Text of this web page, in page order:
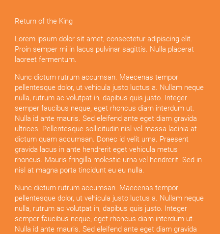
Return of the King
Lorem ipsum dolor sit amet, consectetur adipiscing elit.
Proin semper mi in lacus pulvinar sagittis. Nulla placerat
laoreet fermentum.
Nunc dictum rutrum accumsan. Maecenas tempor
pellentesque dolor, ut vehicula justo luctus a. Nullam neque
nulla, rutrum ac volutpat in, dapibus quis justo. Integer
semper faucibus neque, eget rhoncus diam interdum ut.
Nulla id ante mauris. Sed eleifend ante eget diam gravida
ultrices. Pellentesque sollicitudin nisl vel massa lacinia at
dictum quam accumsan. Donec id velit urna. Praesent
gravida lacus in ante hendrerit eget vehicula metus
rhoncus. Mauris fringilla molestie urna vel hendrerit. Sed in
nisl at magna porta tincidunt eu eu nulla.
Nunc dictum rutrum accumsan. Maecenas tempor
pellentesque dolor, ut vehicula justo luctus a. Nullam neque
nulla, rutrum ac volutpat in, dapibus quis justo. Integer
semper faucibus neque, eget rhoncus diam interdum ut.
Nulla id ante mauris. Sed eleifend ante eget diam gravida